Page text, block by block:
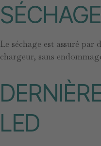
Le séchage est assuré
chargeur, sans
LED